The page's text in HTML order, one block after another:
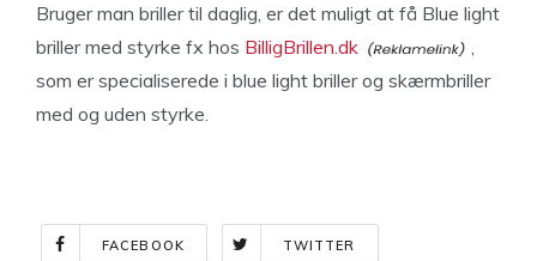
Bruger man briller til daglig, er det muligt at få Blue light
briller med styrke fx hos BilligBrillen.dk
,
som er specialiserede i blue light briller og skærmbriller
med og uden styrke.
FACEBOOK TWITTER